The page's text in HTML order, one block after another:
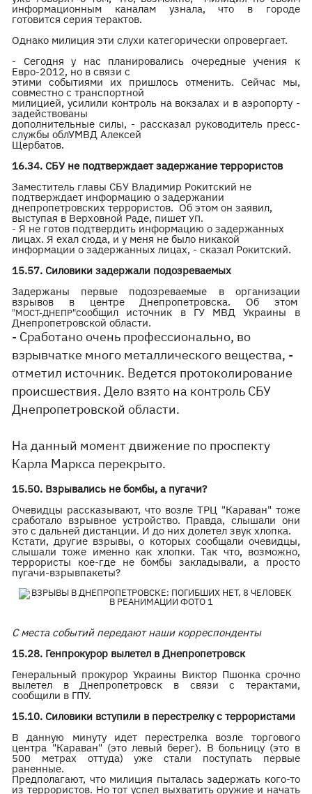
информационным каналам узнала, что в городе
готовится серия терактов.
Однако милиция эти слухи категорически опровергает.
- Сегодня у нас планировались очередные учения к
Евро-2012, но в связи с
этими событиями их пришлось отменить. Сейчас мы,
совместно с транспортной
милицией, усилили контроль на вокзалах и в аэропорту -
задействованы
дополнительные силы, - рассказал руководитель пресс-
службы облУМВД Алексей
Щербатов.
16.34. СБУ не подтверждает задержание террористов
Заместитель главы СБУ Владимир Рокитский не
подтверждает информацию о задержании
днепропетровских террористов. Об этом он заявил,
выступая в Верховной Раде, пишетУП.
- Я не готов подтвердить информацию о задержанных
лицах. Я ехал сюда, и у меня не было никакой
информации о задержанных лицах, - сказал Рокитский.
15.57. Силовики задержали подозреваемых
Задержаны первые подозреваемые в организации
взрывов в центре Днепропетровска. Об этом
"МОСТ-ДНЕПР"сообщил источник в ГУ МВД Украины в
Днепропетровской области.
- Сработано очень профессионально, во
взрывчатке много металлического вещества, -
отметил источник. Ведется протоколирование
происшествия. Дело взято на контроль СБУ
Днепропетровской области.
На данный момент движение по проспекту
Карла Маркса перекрыто.
15.50. Взрывались не бомбы, а пугачи?
Очевидцы рассказывают, что возле ТРЦ "Караван" тоже
сработало взрывное устройство. Правда, слышали они
это с дальней дистанции. И до них долетел звук хлопка.
Кстати, другие взрывы, о которых сообщали очевидцы,
слышали тоже именно как хлопки. Так что, возможно,
террористы кое-где не бомбы закладывали, а просто
пугачи-взрывпакеты?
С места событий передают наши корреспонденты
15.28. Генпрокурор вылетел в Днепропетровск
Генеральный прокурор Украины Виктор Пшонка срочно
вылетел в Днепропетровск в связи с терактами,
сообщили в ГПУ.
15.10. Силовики вступили в перестрелку с террористами
В данную минуту идет перестрелка возле торгового
центра "Караван" (это левый берег). В больницу (это в
500 метрах оттуда) уже стали поступать первые
раненные.
Предполагают, что милиция пыталась задержать кого-то
из террористов. Но тот успел выхватить оружие и начать